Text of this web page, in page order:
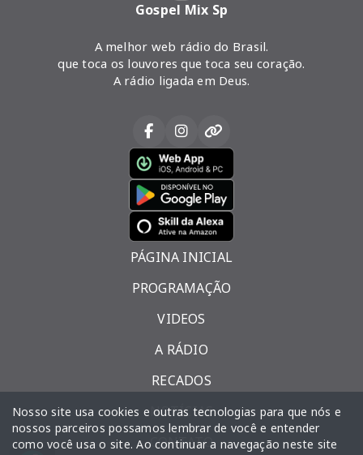
Gospel Mix Sp
A melhor web rádio do Brasil.
que toca os louvores que toca seu coração.
A rádio ligada em Deus.
PÁGINA INICIAL
PROGRAMAÇÃO
VIDEOS
A RÁDIO
RECADOS
NOTÍCIAS
CONTATO
Nosso site usa cookies e outras tecnologias para que nós e
nossos parceiros possamos lembrar de você e entender
como você usa o site. Ao continuar a navegação neste site